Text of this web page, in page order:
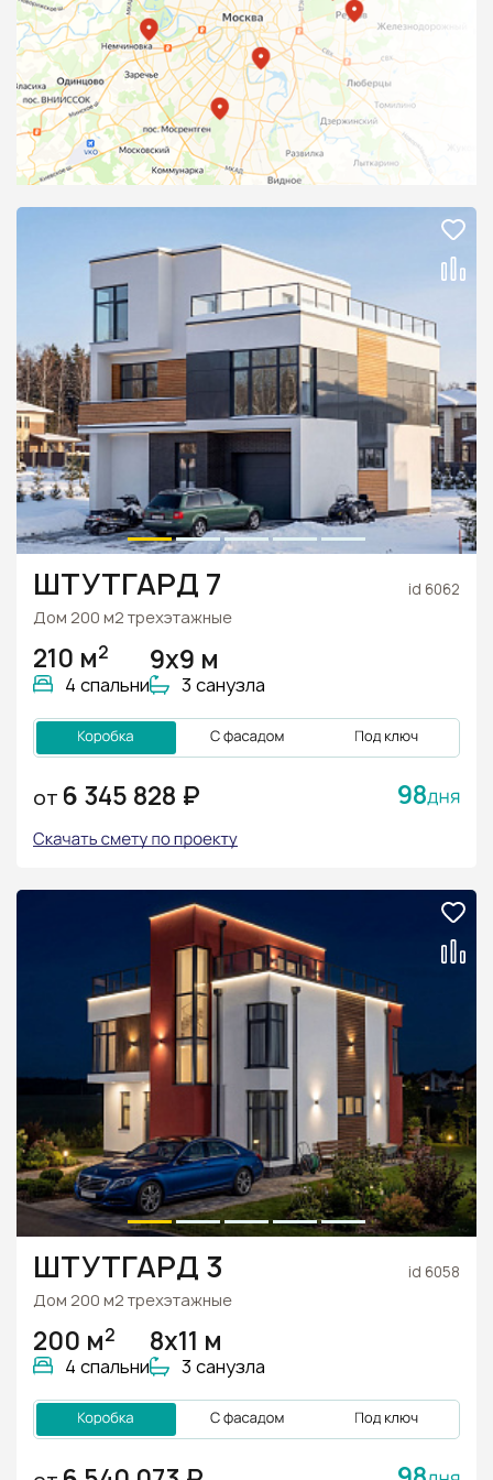
ШТУТГАРД 7 id 6062
Дом 200 м2 трехэтажные
210 м2
4 спальни
9х9 м
3 санузла
ОТ 6 345 828 ₽ 98
ШТУТГАРД 3 id 6058
Дом 200 м2 трехэтажные
200 м2
4 спальни
8x11 м
3 санузла